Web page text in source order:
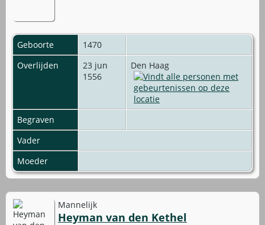
Geboorte
1470
Overlijden
23 jun
1556
Den Haag
Begraven
Vader
Moeder
Mannelijk
Heyman van den Kethel